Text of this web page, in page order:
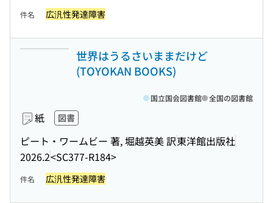
件名 広汎性発達障害
世界はうるさいままだけど
(TOYOKAN BOOKS)
紙 図書
ピート・ワームビー 著, 堀越英美 訳東洋館出版社
2026.2<SC377-R184>
国立国会図書館 全国の図書館
件名 広汎性発達障害